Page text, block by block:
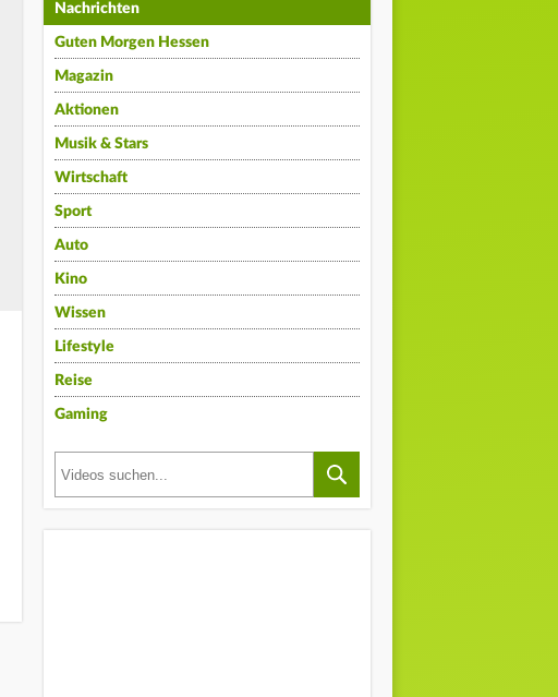
Nachrichten
Guten Morgen Hessen
Magazin
Aktionen
Musik & Stars
Wirtschaft
Sport
Auto
Kino
Wissen
Lifestyle
Reise
Gaming